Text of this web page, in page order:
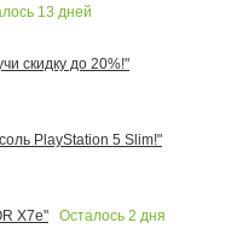
13 дней
скидку до 20%!"
PlayStation 5 Slim!"
X7e"
Осталось 2 дня